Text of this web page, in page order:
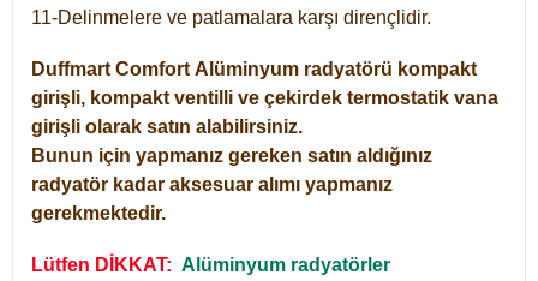
11-Delinmelere ve patlamalara karşı dirençlidir.
Duffmart Comfort Alüminyum radyatörü kompakt
girişli, kompakt ventilli ve çekirdek termostatik vana
girişli olarak satın alabilirsiniz.
Bunun için yapmanız gereken satın aldığınız
radyatör kadar aksesuar alımı yapmanız
gerekmektedir.
Lütfen DİKKAT: Alüminyum radyatörler